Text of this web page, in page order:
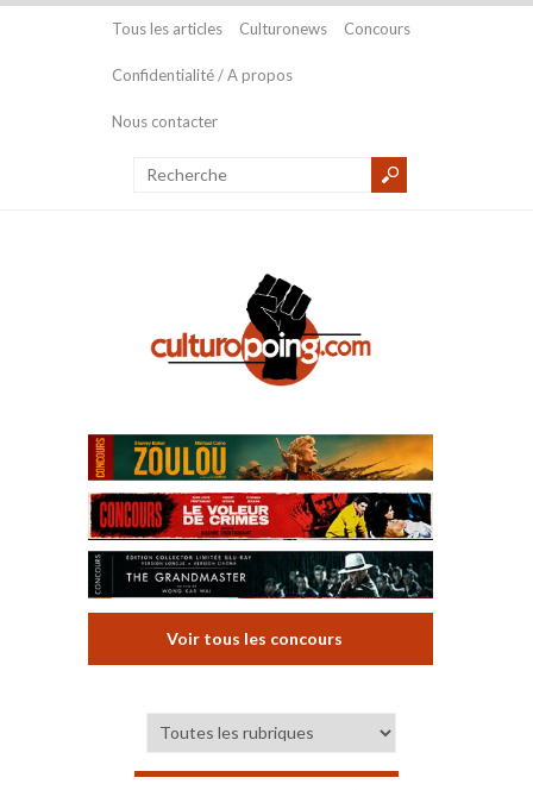
Tous les articles Culturonews Concours
Confidentialité / A propos
Nous contacter
Voir tous les concours